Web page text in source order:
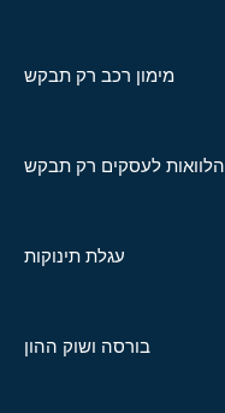
מימון רכב רק תבקש
הלוואות לעסקים רק תבקש
עגלת תינוקות
בורסה ושוק ההון